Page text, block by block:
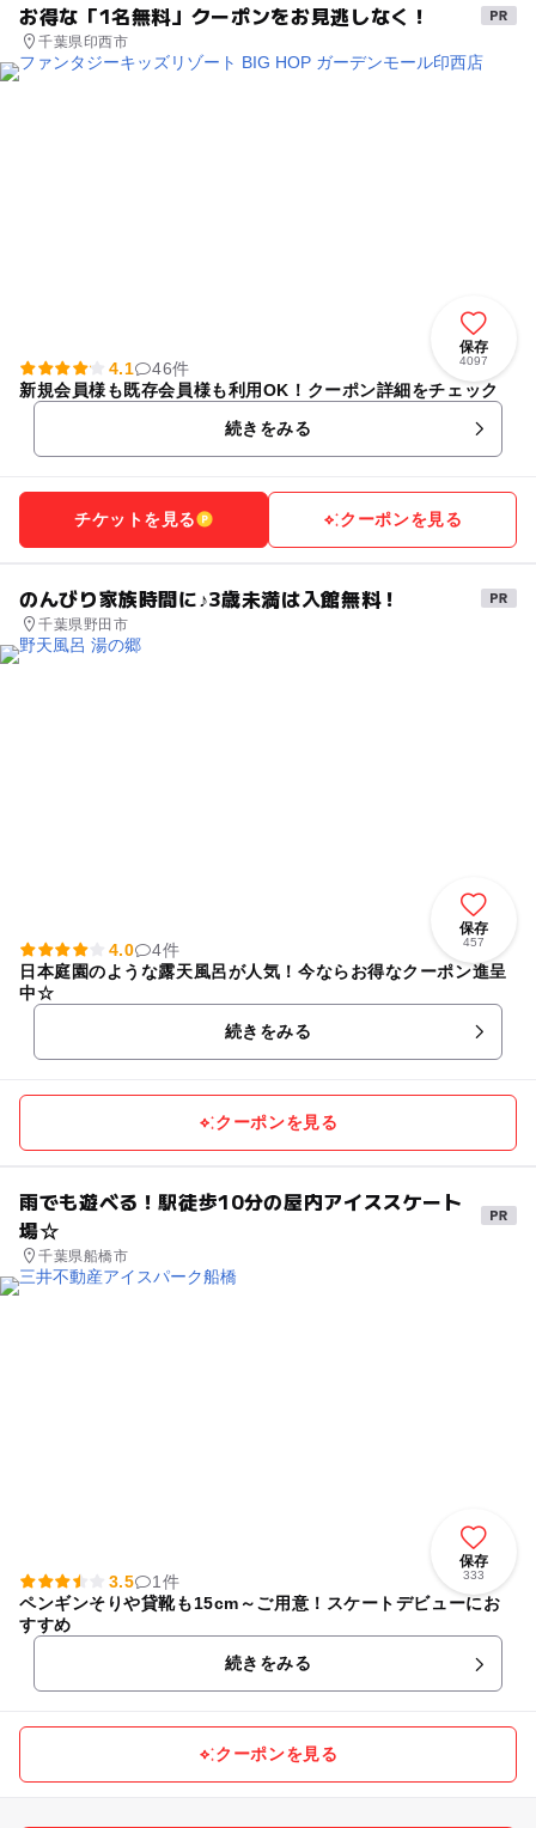
お得な「1名無料」クーポンをお見逃しなく！
千葉県印西市
保存
4097
4.1
46件
新規会員様も既存会員様も利用OK！クーポン詳細をチェック
続きをみる
チケットを見る クーポンを見る
のんびり家族時間に♪3歳未満は入館無料！
千葉県野田市
保存
457
4.0
4件
日本庭園のような露天風呂が人気！今ならお得なクーポン進呈
中☆
続きをみる
クーポンを見る
雨でも遊べる！駅徒歩10分の屋内アイススケート
場☆
千葉県船橋市
保存
333
3.5
1件
ペンギンそりや貸靴も15cm～ご用意！スケートデビューにお
すすめ
続きをみる
クーポンを見る